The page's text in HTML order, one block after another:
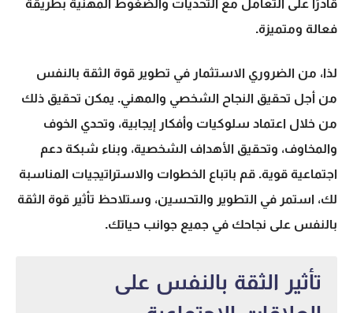
قادرًا على التعامل مع التحديات والضغوط المهنية بطريقة
فعالة ومتميزة.
لذا، من الضروري الاستثمار في تطوير قوة الثقة بالنفس
من أجل تحقيق النجاح الشخصي والمهني. يمكن تحقيق ذلك
من خلال اعتماد سلوكيات وأفكار إيجابية، وتحدي الخوف
والمخاوف، وتحقيق الأهداف الشخصية، وبناء شبكة دعم
اجتماعية قوية. قم باتباع الخطوات والاستراتيجيات المناسبة
لك، استمر في التطوير والتحسين، وستلاحظ تأثير قوة الثقة
بالنفس على نجاحك في جميع جوانب حياتك.
تأثير الثقة بالنفس على